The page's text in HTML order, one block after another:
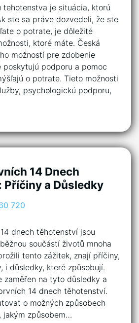
tehotenstva je situácia, ktorú
ste sa práve dozvedeli, že ste
o potrate, je dôležité
ktoré máte. Česká
možností pre zdobenie
podporu a pomoc
o potrate. Tieto možnosti
psychologickú podporu,
14 Dnech
a Důsledky
dnech těhotenství jsou
součástí životů mnoha
tento zážitek, znají příčiny,
i důsledky, které způsobují.
zaměřen na tyto důsledky a
14 dnech těhotenství.
o možných způsobech
jakým způsobem…